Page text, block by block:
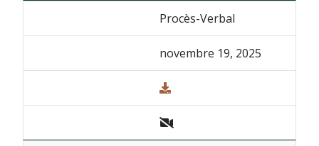
Procès-Verbal
novembre 19, 2025